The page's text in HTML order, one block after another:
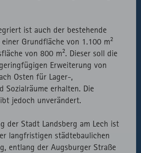
ist auch der bestehende
Grundfläche von 1.100 m²
von 800 m². Dieser soll die
Erweiterung von
Osten für Lager-,
Sozialräume erhalten. Die
jedoch unverändert.
der Stadt Landsberg am Lech ist
langfristigen städtebaulichen
entlang der Augsburger Straße